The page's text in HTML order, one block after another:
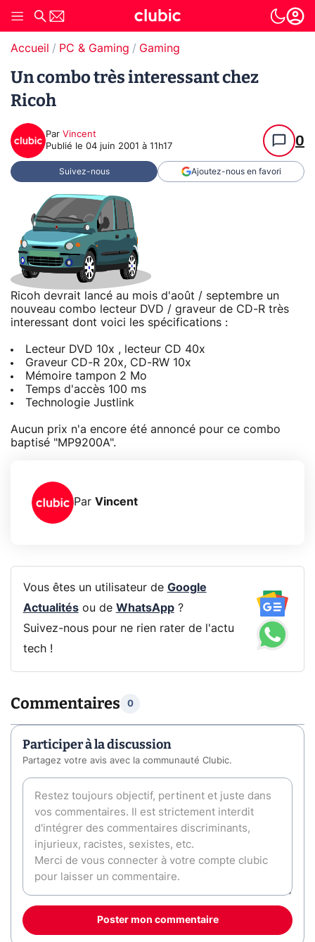
Accueil PC & Gaming Gaming
Un combo très interessant chez
Ricoh
Par Vincent
Publié le 04 juin 2001 à 11h17 0
Suivez-nous Ajoutez-nous en favori
Ricoh devrait lancé au mois d'août / septembre un
nouveau combo lecteur DVD / graveur de CD-R très
interessant dont voici les spécifications :
Lecteur DVD 10x , lecteur CD 40x
Graveur CD-R 20x, CD-RW 10x
Mémoire tampon 2 Mo
Temps d'accès 100 ms
Technologie Justlink
Aucun prix n'a encore été annoncé pour ce combo
baptisé "MP9200A".
Par Vincent
Vous êtes un utilisateur de Google
Actualitésou de WhatsApp?
Suivez-nous pour ne rien rater de l'actu
tech !
Commentaires 0
Participer à la discussion
Partagez votre avis avec la communauté Clubic.
Poster mon commentaire